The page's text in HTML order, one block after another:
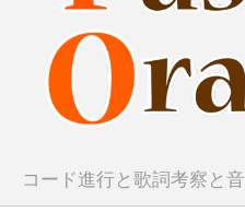
コード進行と歌詞考察と